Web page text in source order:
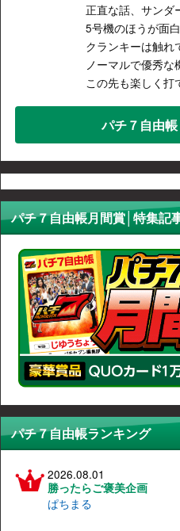
正直な話、サンダ
5号機のほうが面
クランキーは触れ
ノーマルで優秀
この先も楽しく打
パチ７自由
パチ７自由帳月間賞│特集記
パチ７自由帳ランキング
2026.08.01
勝ったらご褒美企画
ぱちまる